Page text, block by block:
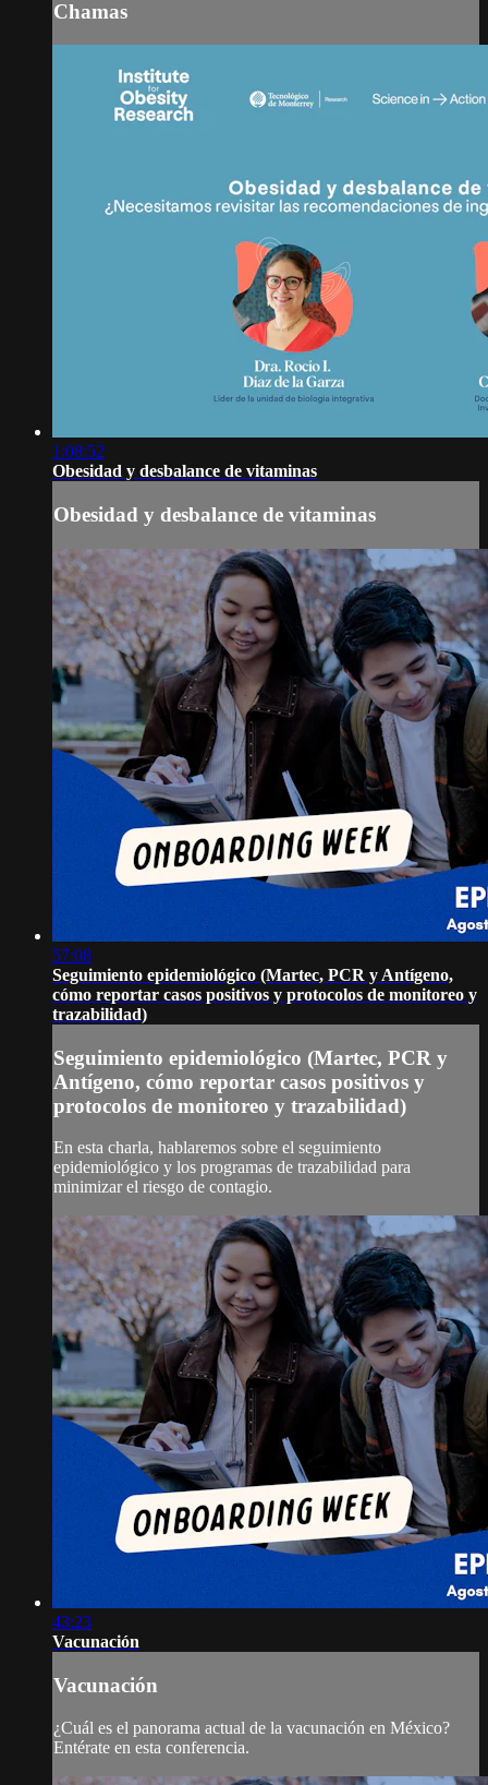
Chamas
1:08:52
Obesidad y desbalance de vitaminas
Obesidad y desbalance de vitaminas
57:08
Seguimiento epidemiológico (Martec, PCR y Antígeno,
cómo reportar casos positivos y protocolos de monitoreo y
trazabilidad)
Seguimiento epidemiológico (Martec, PCR y
Antígeno, cómo reportar casos positivos y
protocolos de monitoreo y trazabilidad)
En esta charla, hablaremos sobre el seguimiento
epidemiológico y los programas de trazabilidad para
minimizar el riesgo de contagio.
43:23
Vacunación
Vacunación
¿Cuál es el panorama actual de la vacunación en México?
Entérate en esta conferencia.